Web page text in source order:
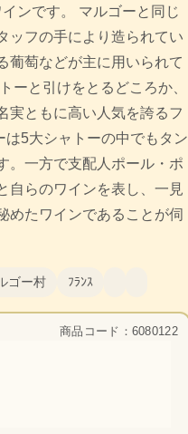
ンです。 マルゴーと同じ
ッフの手により造られてい
葡萄などが主に用いられて
ーと引けをとるどころか、
実ともに高い人気を誇るフ
は5大シャトーの中でもタン
。一方で支配人ポール・ポ
自らのワインを表し、一見
めたワインであることが伺
ゴー村 ﾌﾗﾝｽ
商品コード：6080122